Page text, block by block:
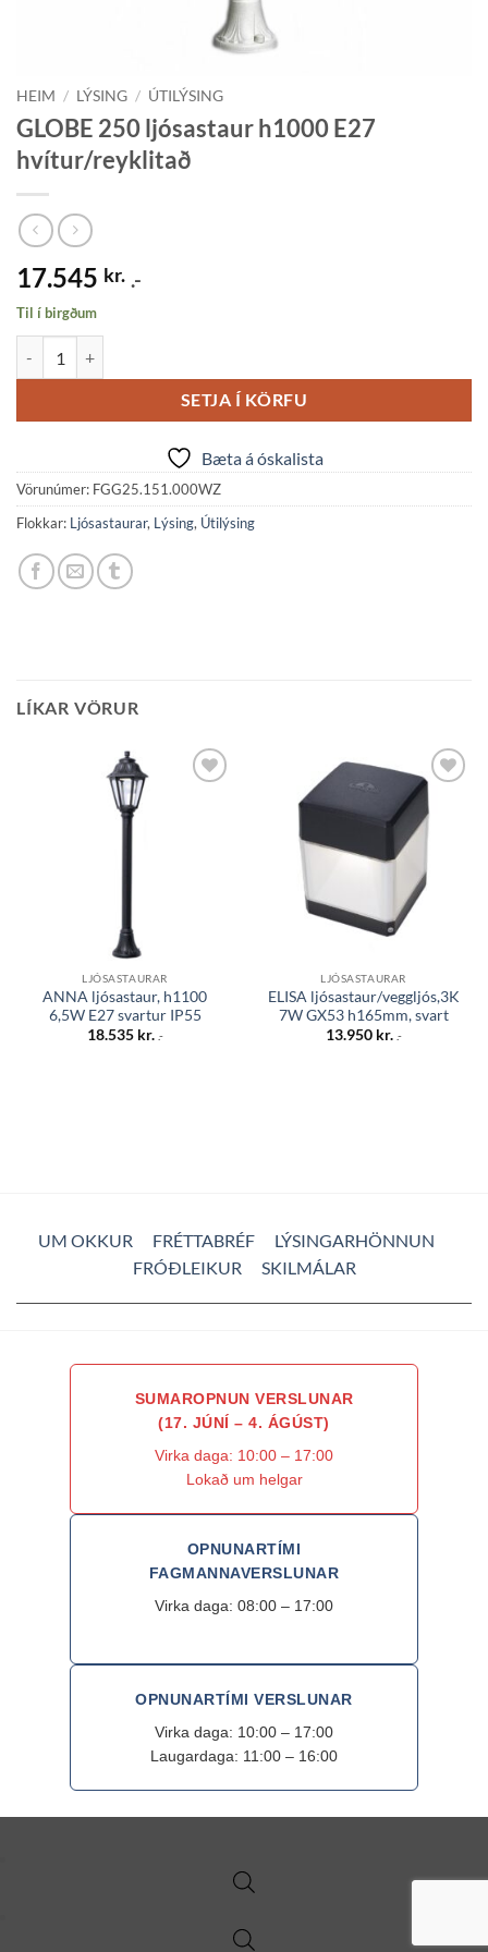
HEIM / LÝSING / ÚTILÝSING
GLOBE 250 ljósastaur h1000 E27
hvítur/reyklitað
17.545 kr. .-
Til í birgðum
SETJA Í KÖRFU
Bæta á óskalista
Vörunúmer: FGG25.151.000WZ
Flokkar: Ljósastaurar, Lýsing, Útilýsing
LÍKAR VÖRUR
LJÓSASTAURAR
ANNA ljósastaur, h1100
6,5W E27 svartur IP55
18.535 kr. .-
Bæta á
óskalista
LJÓSASTAURAR
ELISA ljósastaur/veggljós,3K
7W GX53 h165mm, svart
13.950 kr. .-
UM OKKUR FRÉTTABRÉF
LÝSINGARHÖNNUN
FRÓÐLEIKUR
SKILMÁLAR
SUMAROPNUN VERSLUNAR
(17. JÚNÍ – 4. ÁGÚST)
Virka daga: 10:00 – 17:00
Lokað um helgar
OPNUNARTÍMI
FAGMANNAVERSLUNAR
Virka daga: 08:00 – 17:00
OPNUNARTÍMI VERSLUNAR
Virka daga: 10:00 – 17:00
Laugardaga: 11:00 – 16:00